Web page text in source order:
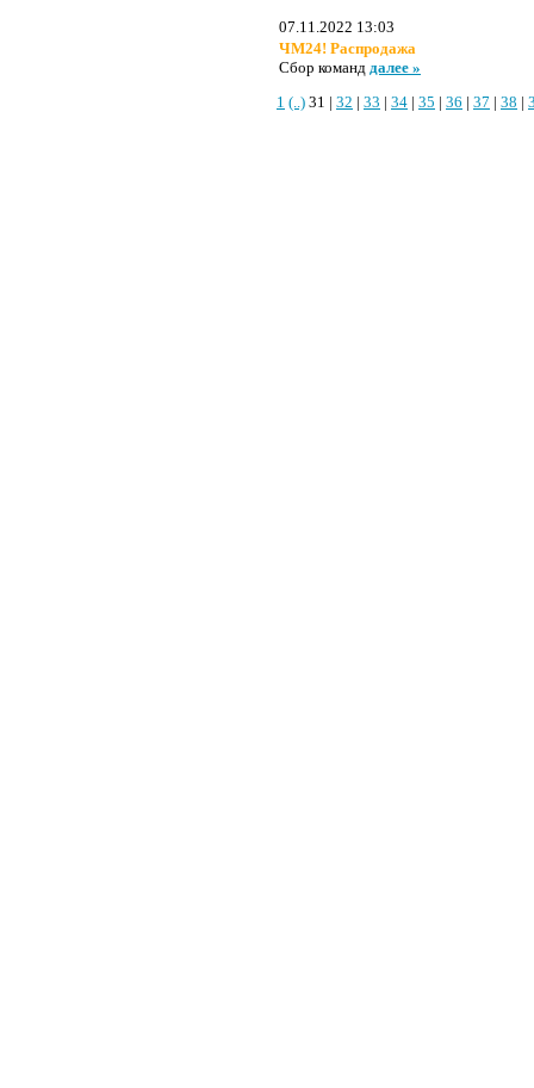
07.11.2022 13:03
ЧМ24! Распродажа
Сбор команд далее »
1 (..) 31 | 32 | 33 | 34 | 35 | 36 | 37 | 38 |